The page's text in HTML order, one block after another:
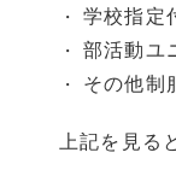
学校指定
部活動ユ
その他制
上記を見る